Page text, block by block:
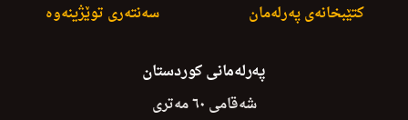
سەنتەری توێژینەوە کتێبخانەی پەرلەمان
پەرلەمانی کوردستان
شەقامی ٦٠ مەتری